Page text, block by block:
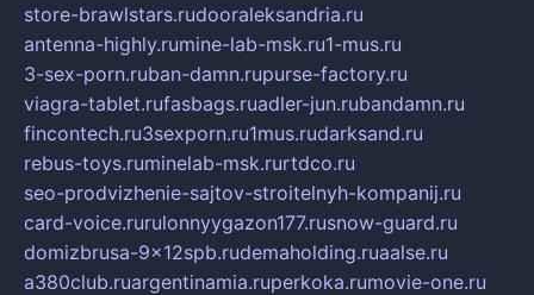
store-brawlstars.rudooraleksandria.ru
antenna-highly.rumine-lab-msk.ru1-mus.ru
3-sex-porn.ruban-damn.rupurse-factory.ru
viagra-tablet.rufasbags.ruadler-jun.rubandamn.ru
fincontech.ru3sexporn.ru1mus.rudarksand.ru
rebus-toys.ruminelab-msk.rurtdco.ru
seo-prodvizhenie-sajtov-stroitelnyh-kompanij.ru
card-voice.rurulonnyygazon177.rusnow-guard.ru
domizbrusa-9x12spb.rudemaholding.ruaalse.ru
a380club.ruargentinamia.ruperkoka.rumovie-one.ru